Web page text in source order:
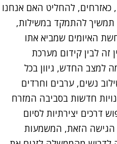
כאזרחים, להחליט האם אנחנו
תמשיך להתמקד במשילות,
האיומים שמביא אתו
זה לבין קידום מערכת
למצב החדש, גיוון בכל
נשים, ערבים וחרדים
חדשות בסביבה המזרח
דרכים יצירתיות לסיום
הגישה הזאת, המשמעות